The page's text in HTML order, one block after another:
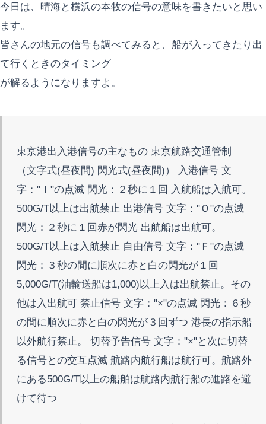
今日は、晴海と横浜の本牧の信号の意味を書きたいと思い
ます。
皆さんの地元の信号も調べてみると、船が入ってきたり出
て行くときのタイミング
が解るようになりますよ。
東京港出入港信号の主なもの 東京航路交通管制
（文字式(昼夜間) 閃光式(昼夜間)） 入港信号 文
字："Ｉ"の点滅 閃光：２秒に１回 入航船は入航可。
500G/T以上は出航禁止 出港信号 文字："Ｏ"の点滅
閃光：２秒に１回赤が閃光 出航船は出航可。
500G/T以上は入航禁止 自由信号 文字："Ｆ"の点滅
閃光：３秒の間に順次に赤と白の閃光が１回
5,000G/T(油輸送船は1,000)以上入は出航禁止。その
他は入出航可 禁止信号 文字："×"の点滅 閃光：６秒
の間に順次に赤と白の閃光が３回ずつ 港長の指示船
以外航行禁止。 切替予告信号 文字："×"と次に切替
る信号との交互点滅 航路内航行船は航行可。航路外
にある500G/T以上の船舶は航路内航行船の進路を避
けて待つ